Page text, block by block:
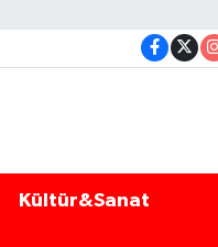
Kültür&Sanat